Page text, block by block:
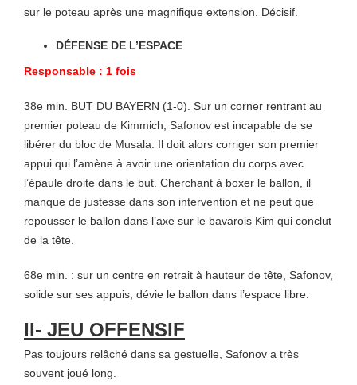
sur le poteau après une magnifique extension. Décisif.
DÉFENSE DE L’ESPACE
Responsable : 1 fois
38e min. BUT DU BAYERN (1-0). Sur un corner rentrant au
premier poteau de Kimmich, Safonov est incapable de se
libérer du bloc de Musala. Il doit alors corriger son premier
appui qui l’amène à avoir une orientation du corps avec
l’épaule droite dans le but. Cherchant à boxer le ballon, il
manque de justesse dans son intervention et ne peut que
repousser le ballon dans l’axe sur le bavarois Kim qui conclut
de la tête.
68e min. : sur un centre en retrait à hauteur de tête, Safonov,
solide sur ses appuis, dévie le ballon dans l’espace libre.
II- JEU OFFENSIF
Pas toujours relâché dans sa gestuelle, Safonov a très
souvent joué long.